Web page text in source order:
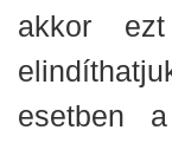
akkor
esetben